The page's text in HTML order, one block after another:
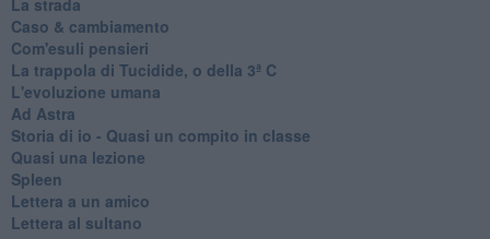
Caso & cambiamento
Com'esuli pensieri
La trappola di Tucidide, o della 3ª C
L'evoluzione umana
Ad Astra
Storia di io - Quasi un compito in classe
Quasi una lezione
Spleen
Lettera a un amico
Lettera al sultano